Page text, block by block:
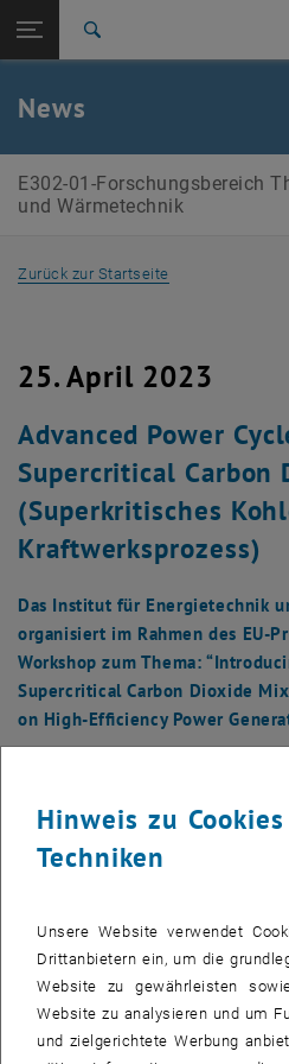
TU Login
Quicklinks
Quicklinks-Menü umschalten
Studium
Zur 1. Menü Ebene
E302-01-Forschungsbereich
Wärmetechnik
Thermodynamik und
News
E302-01-Forschungsbereich
und Wärmetechnik
Zurück zur Startseite
25. April 2023
Advanced Power
Supercritical Carbon
(Superkritisches
Kraftwerksprozess)
Das Institut für Energietechnik
organisiert im Rahmen des EU-
Workshop zum Thema:
Supercritical Carbon Dioxide
on High-Efficiency Power
Hinweis zu
Techniken
Unsere Website verwendet
Drittanbietern ein, um die
Website zu gewährleisten
Website zu analysieren und um
und zielgerichtete Werbung